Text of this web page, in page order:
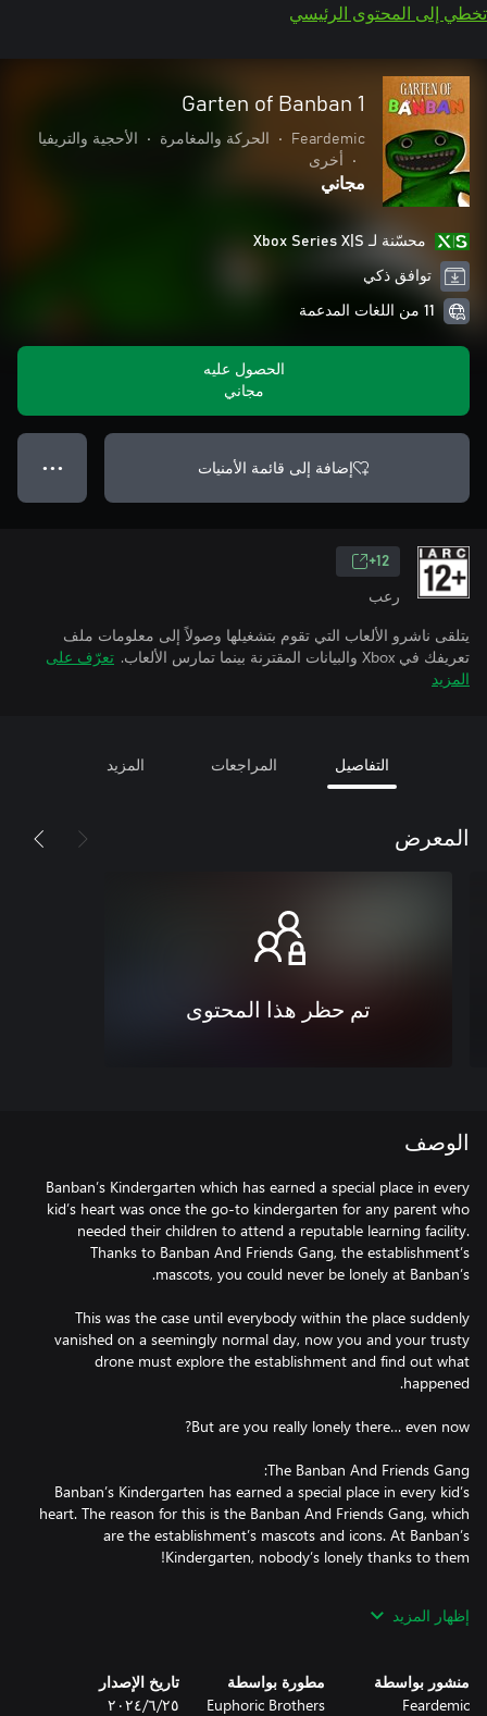
تخطي إلى المحتوى الرئيسي
Garten of Banban 1
Feardemic
• الحركة والمغامرة •
الأحجية والتريفيا
•
أخرى
مجاني
محسّنة لـ Xbox Series X|S
توافق ذكي
11 من اللغات المدعمة
الحصول عليه
مجاني
إضافة إلى قائمة الأمنيات ● ● ●
12+
رعب
يتلقى ناشرو الألعاب التي تقوم بتشغيلها وصولاً إلى معلومات ملف
تعريفك في Xbox والبيانات المقترنة بينما تمارس الألعاب.
تعرّف على
المزيد
التفاصيل المراجعات المزيد
المعرض
تم حظر هذا المحتوى
الوصف
Banban’s Kindergarten which has earned a special place in every
kid’s heart was once the go-to kindergarten for any parent who
needed their children to attend a reputable learning facility.
Thanks to Banban And Friends Gang, the establishment’s
This was the case until everybody within the place suddenly
vanished on a seemingly normal day, now you and your trusty
drone must explore the establishment and find out what
Banban’s Kindergarten has earned a special place in every kid’s
heart. The reason for this is the Banban And Friends Gang, which
are the establishment’s mascots and icons. At Banban’s
Banban’s Kindergarten was once the go-to kindergarten for any
suddenly vanished on a seemingly normal day, and now you
إظهار المزيد
منشور بواسطة
Feardemic
مطورة بواسطة
Euphoric Brothers
تاريخ الإصدار
٢٥‏/٦‏/٢٠٢٤